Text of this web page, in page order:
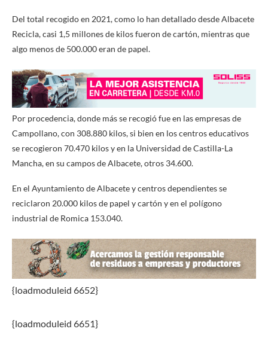
Del total recogido en 2021, como lo han detallado desde Albacete
Recicla, casi 1,5 millones de kilos fueron de cartón, mientras que
algo menos de 500.000 eran de papel.
Por procedencia, donde más se recogió fue en las empresas de
Campollano, con 308.880 kilos, si bien en los centros educativos
se recogieron 70.470 kilos y en la Universidad de Castilla-La
Mancha, en su campos de Albacete, otros 34.600.
En el Ayuntamiento de Albacete y centros dependientes se
reciclaron 20.000 kilos de papel y cartón y en el polígono
industrial de Romica 153.040.
{loadmoduleid 6652}
{loadmoduleid 6651}